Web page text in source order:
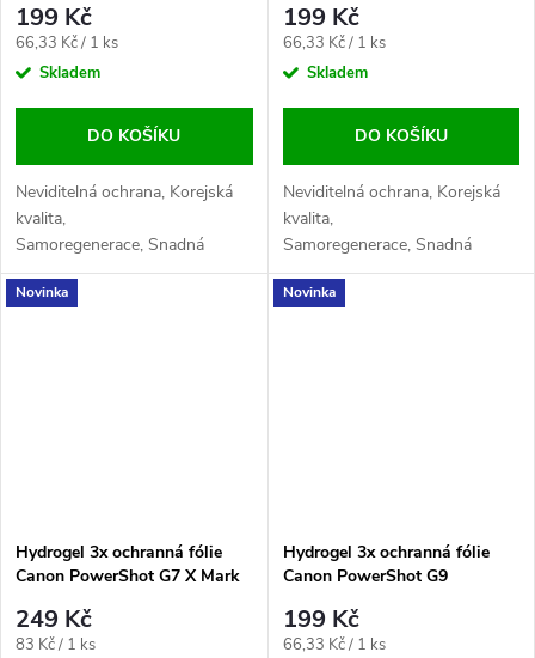
199 Kč
Měrná
cena:
66,33 Kč / 1 ks
Skladem
DO KOŠÍKU
Neviditelná ochrana, Korejská
kvalita,
Samoregenerace, Snadná
aplikace, Maximální
citlivost, Odolnost proti
199 Kč
Měrná
cena:
66,33 Kč / 1 ks
Skladem
DO KOŠÍKU
Neviditelná ochrana, Korejská
kvalita,
Samoregenerace, Snadná
aplikace, Maximální
citlivost, Odolnost proti
Novinka
Hydrogel 3x ochranná fólie
Canon PowerShot G7 X Mark
249 Kč
Měrná
83 Kč / 1 ks
Novinka
Hydrogel 3x ochranná fólie
Canon PowerShot G9
199 Kč
Měrná
66,33 Kč / 1 ks